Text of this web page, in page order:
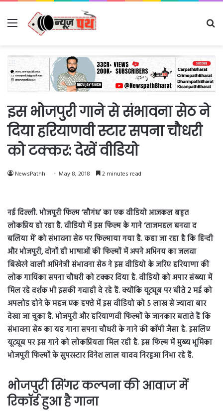
Menu
इस भोजपुरी गाने से संभावना सेठ ने
दिया हरियाणवी स्टार सपना चौधरी
को टक्कर: देखें वीडियो
NewsPathh May 8, 2018 2 minutes read
नई दिल्ली. भोजपुरी फिल्म ‘सौगंध’ का एक वीडियो आजकल बहुत
लोकप्रिय हो रहा है. वीडियो में इस फिल्म के गाने ‘ताजमहल बनवा द
बलिया में’ को संभावना सेठ पर फिल्माया गया है. कहा जा रहा है कि हिन्दी
और भोजपुरी, दोनों ही भाषाओं की फिल्मों में अपने अभिनय का जलवा
बिखेरने वाली अभिनेत्री संभावना सेठ ने इस वीडियो के जरिए हरियाणा की
लोक गायिका सपना चौधरी को टक्कर दिया है. वीडियो को अपार संख्या में
मिल रहे दर्शक भी इसकी गवाही दे रहे हैं. क्योंकि यूट्यूब पर बीते 2 मई को
अपलोड होने के महज एक हफ्ते में इस वीडियो को 5 लाख से ज्यादा बार
देखा जा चुका है. भोजपुरी और हरियाणवी फिल्मों के जानकार बताते हैं कि
संभावना सेठ का यह गाना सपना चौधरी के गाने की कॉपी जैसा है. इसलिए
यूट्यूब पर इस गाने को लोकप्रियता मिल रही है. इस फिल्म में मुख्य भूमिका
भोजपुरी फिल्मों के सुपरस्टार दिनेश लाल यादव निरहुआ निभा रहे हैं.
भोजपुरी सिंगर कल्पना की आवाज में
रिकॉर्ड हुआ है गाना